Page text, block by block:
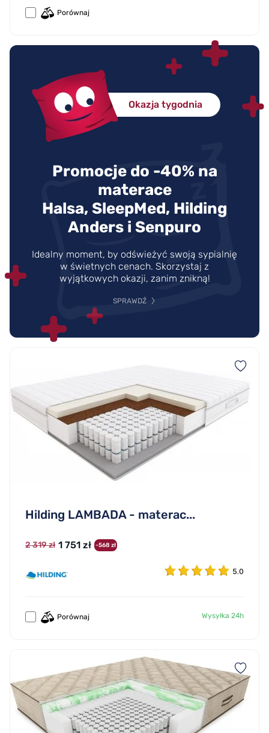
Porównaj
Okazja tygodnia
Promocje do -40% na
materace
Halsa, SleepMed, Hilding
Anders i Senpuro
Idealny moment, by odświeżyć swoją sypialnię
w świetnych cenach. Skorzystaj z
wyjątkowych okazji, zanim znikną!
SPRAWDŹ
Hilding LAMBADA - materac...
2 319 zł 1 751 zł -568 zł
5.0
Porównaj Wysyłka 24h